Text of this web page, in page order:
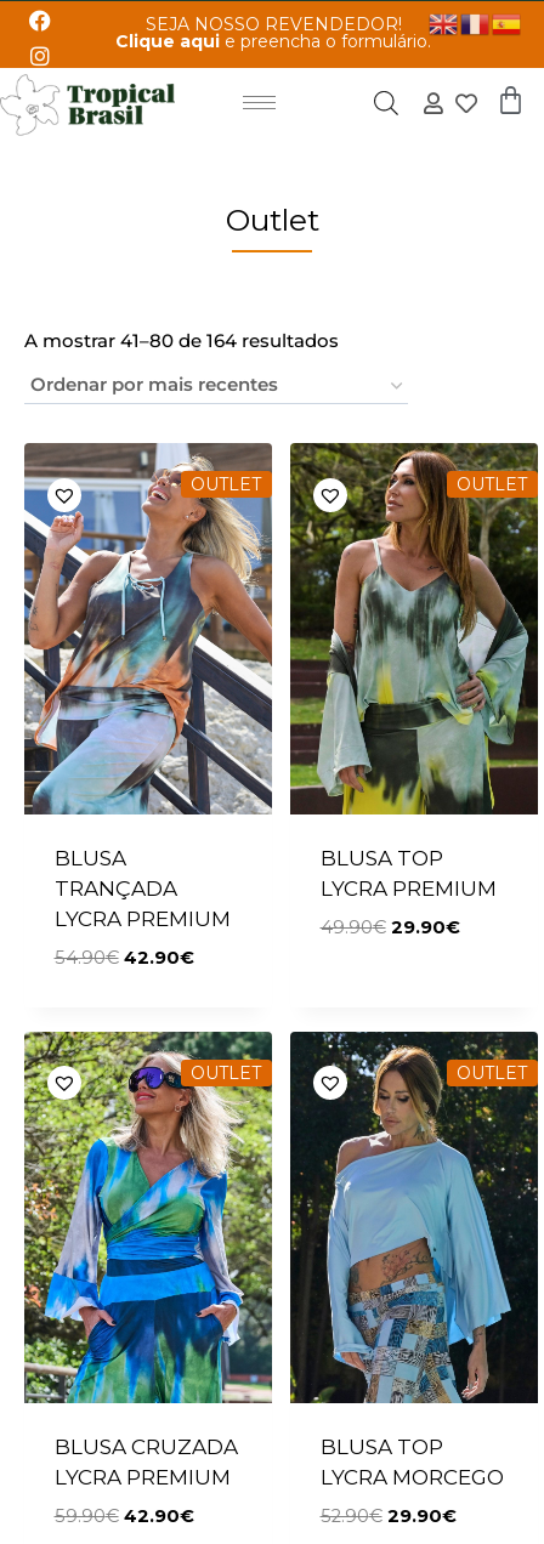
SEJA NOSSO REVENDEDOR!
Clique aqui e preencha o formulário.
Outlet
A mostrar 41–80 de 164 resultados
OUTLET
BLUSA
TRANÇADA
LYCRA PREMIUM
54.90€ 42.90€
OUTLET
BLUSA TOP
LYCRA PREMIUM
49.90€ 29.90€
OUTLET
BLUSA CRUZADA
LYCRA PREMIUM
59.90€ 42.90€
OUTLET
BLUSA TOP
LYCRA MORCEGO
52.90€ 29.90€